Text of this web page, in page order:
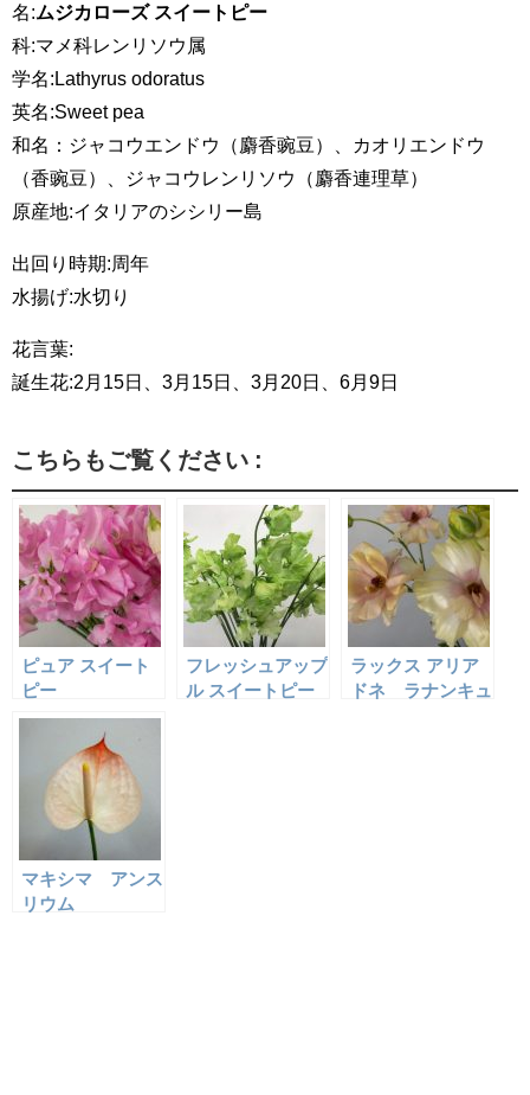
名: ムジカローズ スイートピー
科:マメ科レンリソウ属
学名:Lathyrus odoratus
英名:Sweet pea
和名：ジャコウエンドウ（麝香豌豆）、カオリエンドウ
（香豌豆）、ジャコウレンリソウ（麝香連理草）
原産地:イタリアのシシリー島
出回り時期:周年
水揚げ:水切り
花言葉:
誕生花:2月15日、3月15日、3月20日、6月9日
こちらもご覧ください :
ピュア スイート
ピー
フレッシュアップ
ル スイートピー
ラックス アリア
ドネ ラナンキュ
マキシマ アンス
リウム